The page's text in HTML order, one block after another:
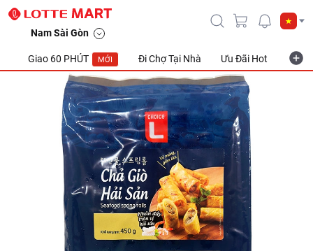
Nam Sài Gòn
Giao 60 PHÚT MỚI Đi Chợ Tại Nhà Ưu Đãi Hot